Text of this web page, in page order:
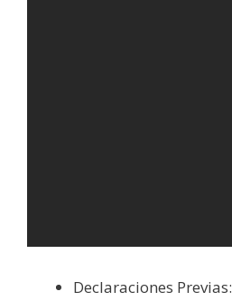
Declaraciones Previas: